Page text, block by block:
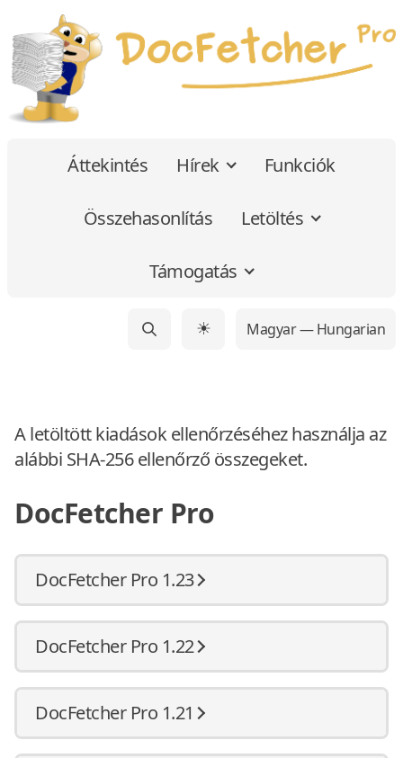
Áttekintés Hírek Funkciók
Összehasonlítás Letöltés
Támogatás
☀ Magyar — Hungarian
A letöltött kiadások ellenőrzéséhez használja az
alábbi SHA-256 ellenőrző összegeket.
DocFetcher Pro
DocFetcher Pro 1.23
DocFetcher Pro 1.22
DocFetcher Pro 1.21